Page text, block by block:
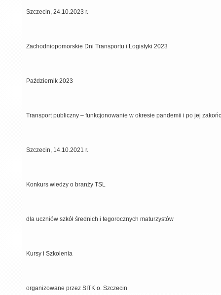
Szczecin, 24.10.2023 r.
Zachodniopomorskie Dni Transportu i Logistyki 2023
Październik 2023
Transport publiczny – funkcjonowanie w okresie pandemii i po jej
Szczecin, 14.10.2021 r.
Konkurs wiedzy o branży TSL
dla uczniów szkół średnich i tegorocznych maturzystów
Kursy i Szkolenia
organizowane przez SITK o. Szczecin